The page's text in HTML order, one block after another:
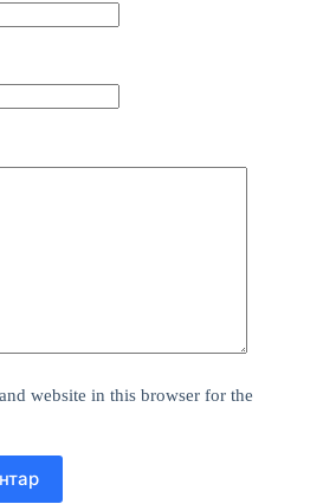
website in this browser for the